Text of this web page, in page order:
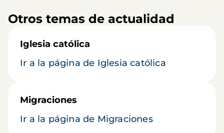
Otros temas de actualidad
Iglesia católica
Ir a la página de Iglesia católica
Migraciones
Ir a la página de Migraciones